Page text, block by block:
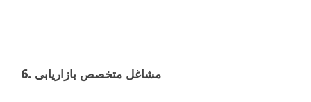
6. مشاغل متخصص بازاریابی